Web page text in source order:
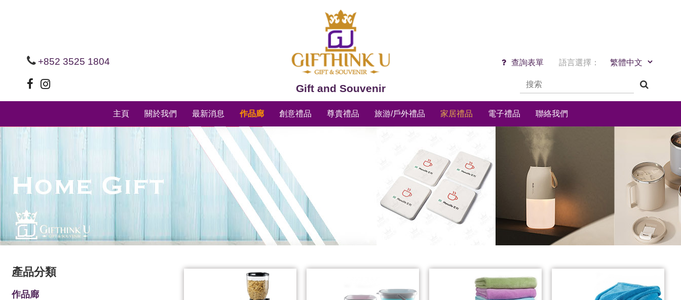
+852 3525 1804
Gift and Souvenir
語言選擇：
查詢表單
主頁 關於我們 最新消息 作品廊 創意禮品 尊貴禮品 旅游/戶外禮品 家居禮品 電子禮品 聯絡我們
產品分類
作品廊